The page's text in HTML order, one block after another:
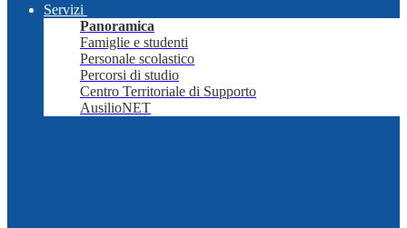
Servizi
Panoramica
Famiglie e studenti
Personale scolastico
Percorsi di studio
Centro Territoriale di Supporto
AusilioNET